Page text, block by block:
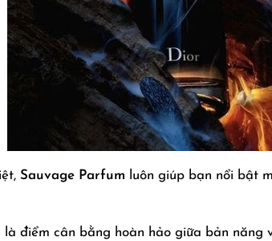
Sauvage Parfum luôn giúp bạn nổi bật
là điểm cân bằng hoàn hảo giữa bản năng